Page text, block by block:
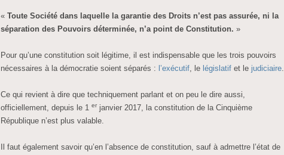
« Toute Société dans laquelle la garantie des Droits n’est pas assurée, ni la
séparation des Pouvoirs déterminée, n’a point de Constitution. »
Pour qu’une constitution soit légitime, il est indispensable que les trois pouvoirs
nécessaires à la démocratie soient séparés : l’exécutif, le législatif et le judiciaire.
Ce qui revient à dire que techniquement parlant et on peu le dire aussi,
officiellement, depuis le 1 er janvier 2017, la constitution de la Cinquième
République n’est plus valable.
Il faut également savoir qu’en l’absence de constitution, sauf à admettre l’état de